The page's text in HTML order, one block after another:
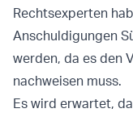
Rechtsexperten
Anschuldigungen
werden, da es den
nachweisen muss.
Es wird erwartet,